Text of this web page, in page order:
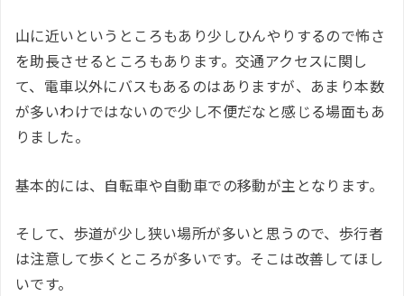
山に近いというところもあり少しひんやりするので怖さ
を助長させるところもあります。交通アクセスに関し
て、電車以外にバスもあるのはありますが、あまり本数
が多いわけではないので少し不便だなと感じる場面もあ
りました。
基本的には、自転車や自動車での移動が主となります。
そして、歩道が少し狭い場所が多いと思うので、歩行者
は注意して歩くところが多いです。そこは改善してほし
いです。